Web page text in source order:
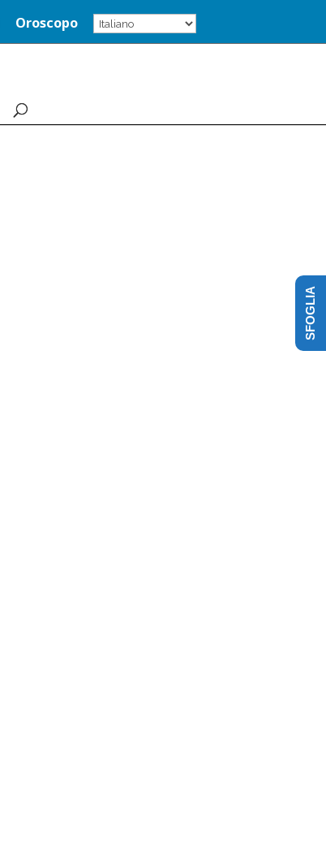
Oroscopo
SFOGLIA